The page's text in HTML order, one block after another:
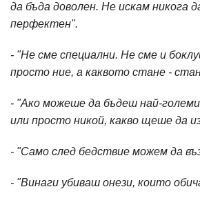
да бъда доволен. Не искам никога
перфектен".
- "Не сме специални. Не сме и
просто ние, а каквото стане -
- "Ако можеше да бъдеш най-
или просто никой, какво щеше да
- "Само след бедствие можем да
- "Винаги убиваш онези, които